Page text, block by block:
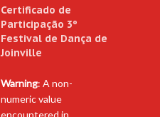
Certificado de
Participação 3º
Festival de Dança de
Joinville
Warning: A non-
numeric value
encountered in